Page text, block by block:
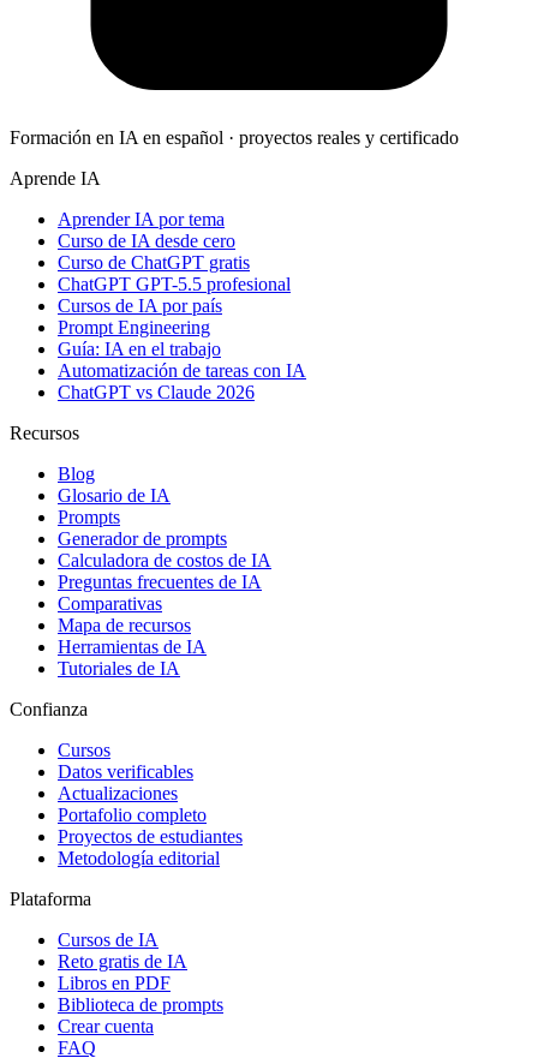
Formación en IA en español · proyectos reales y certificado
Aprende IA
Aprender IA por tema
Curso de IA desde cero
Curso de ChatGPT gratis
ChatGPT GPT-5.5 profesional
Cursos de IA por país
Prompt Engineering
Guía: IA en el trabajo
Automatización de tareas con IA
ChatGPT vs Claude 2026
Recursos
Blog
Glosario de IA
Prompts
Generador de prompts
Calculadora de costos de IA
Preguntas frecuentes de IA
Comparativas
Mapa de recursos
Herramientas de IA
Tutoriales de IA
Confianza
Cursos
Datos verificables
Actualizaciones
Portafolio completo
Proyectos de estudiantes
Metodología editorial
Plataforma
Cursos de IA
Reto gratis de IA
Libros en PDF
Biblioteca de prompts
Crear cuenta
FAQ